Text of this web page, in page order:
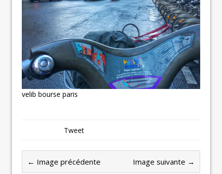
velib bourse paris
Tweet
← Image précédente Image suivante →